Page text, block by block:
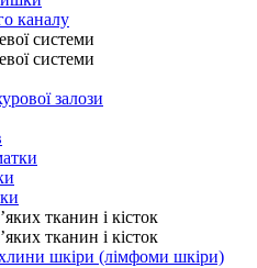
каналу
системи
системи
залози
тканин і кісток
тканин і кісток
шкіри (лімфоми шкіри)